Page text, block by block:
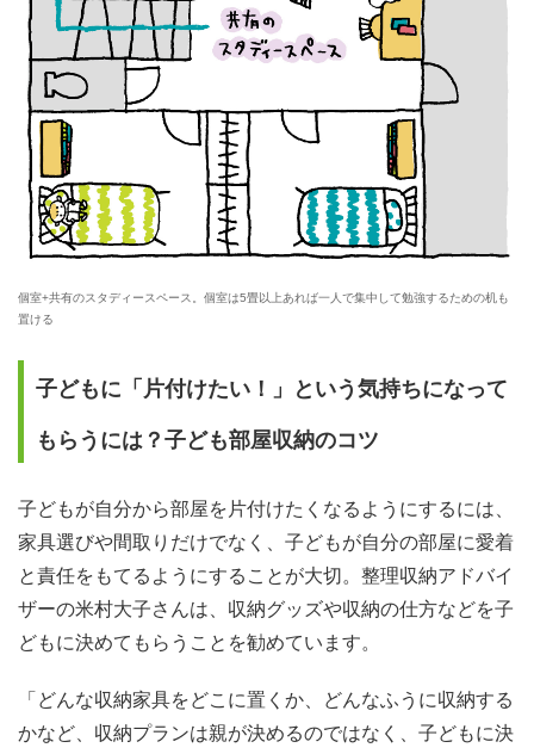
個室+共有のスタディースペース。個室は5畳以上あれば一人で集中して勉強するための机も
置ける
子どもに「片付けたい！」という気持ちになって
もらうには？子ども部屋収納のコツ
子どもが自分から部屋を片付けたくなるようにするには、
家具選びや間取りだけでなく、子どもが自分の部屋に愛着
と責任をもてるようにすることが大切。整理収納アドバイ
ザーの米村大子さんは、収納グッズや収納の仕方などを子
どもに決めてもらうことを勧めています。
「どんな収納家具をどこに置くか、どんなふうに収納する
かなど、収納プランは親が決めるのではなく、子どもに決